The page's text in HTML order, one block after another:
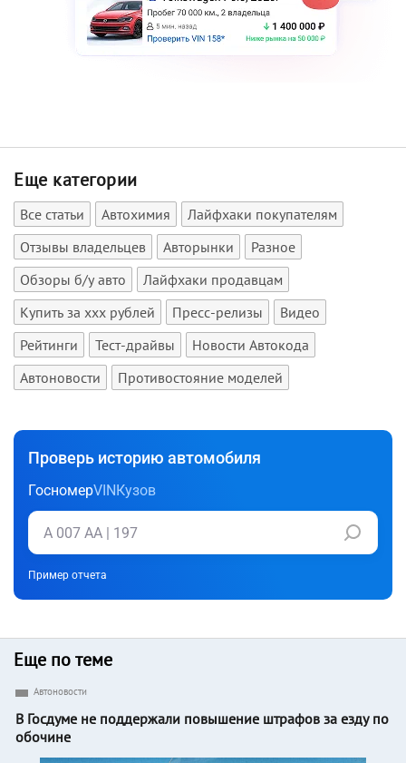
Еще категории
Все статьи Автохимия
Лайфхаки покупателям
Отзывы владельцев
Авторынки
Разное
Обзоры б/у авто
Лайфхаки продавцам
Купить за xxx рублей
Пресс-релизы
Видео
Рейтинги
Тест-драйвы
Новости Автокода
Автоновости
Противостояние моделей
Проверь историю автомобиля
ГосномерVIN Кузов
Пример отчета
Еще по теме
Автоновости
В Госдуме не поддержали повышение штрафов за езду по
обочине